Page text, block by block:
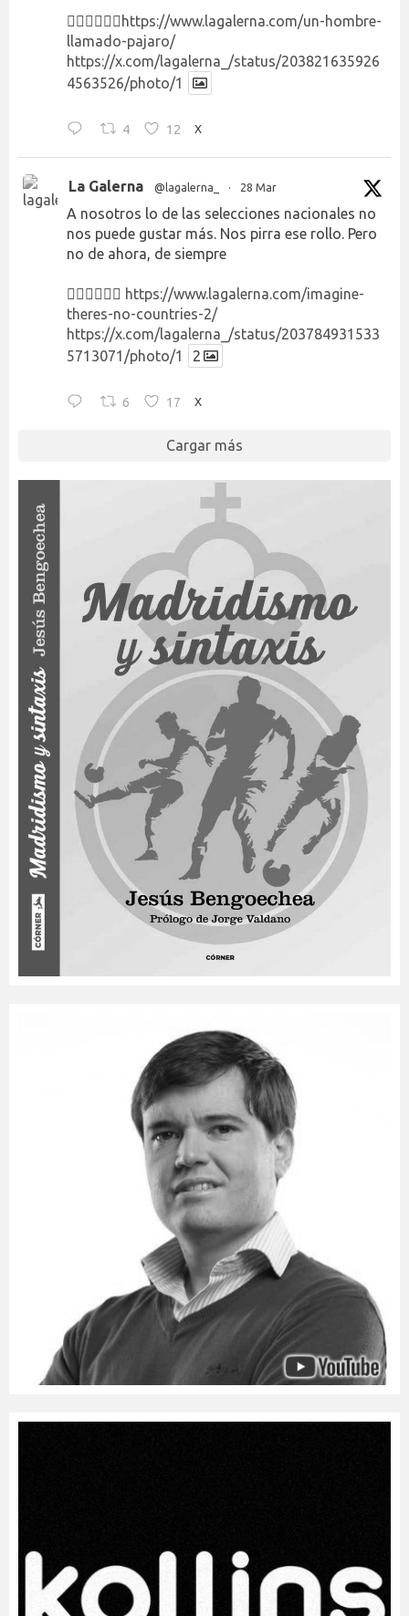
👉🏻👉🏻👉🏻 https://www.lagalerna.com/un-hombre-
llamado-pajaro/
https://x.com/lagalerna_/status/203821635926
4563526/photo/1
4 12 X
La Galerna @lagalerna_ · 28 Mar
A nosotros lo de las selecciones nacionales no
nos puede gustar más. Nos pirra ese rollo. Pero
no de ahora, de siempre
👉🏻👉🏻👉🏻 https://www.lagalerna.com/imagine-
theres-no-countries-2/
https://x.com/lagalerna_/status/203784931533
5713071/photo/1
2
6 17 X
Cargar más